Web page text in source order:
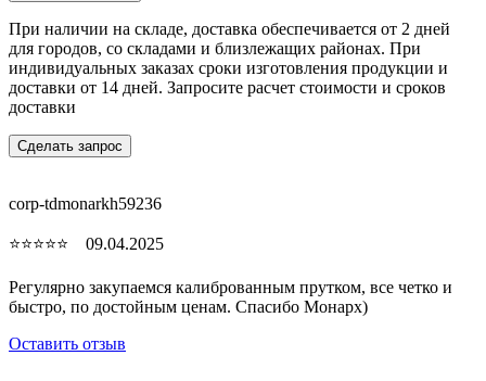
При наличии на складе, доставка обеспечивается от 2 дней
для городов, со складами и близлежащих районах. При
индивидуальных заказах сроки изготовления продукции и
доставки от 14 дней. Запросите расчет стоимости и сроков
доставки
Сделать запрос
corp-tdmonarkh59236
⭐⭐⭐⭐⭐ 09.04.2025
Регулярно закупаемся калиброванным прутком, все четко и
быстро, по достойным ценам. Спасибо Монарх)
Оставить отзыв